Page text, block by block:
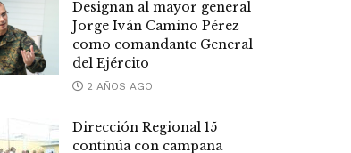
Designan al mayor general
Jorge Iván Camino Pérez
como comandante General
del Ejército
2 AÑOS AGO
Dirección Regional 15
continúa con campaña